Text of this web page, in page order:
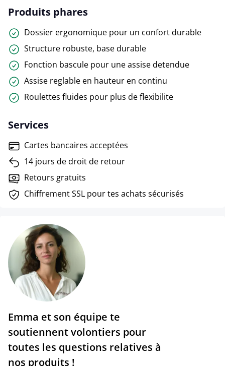
Produits phares
Dossier ergonomique pour un confort durable
Structure robuste, base durable
Fonction bascule pour une assise detendue
Assise reglable en hauteur en continu
Roulettes fluides pour plus de flexibilite
Services
Cartes bancaires acceptées
14 jours de droit de retour
Retours gratuits
Chiffrement SSL pour tes achats sécurisés
Emma et son équipe te
soutiennent volontiers pour
toutes les questions relatives à
nos produits !